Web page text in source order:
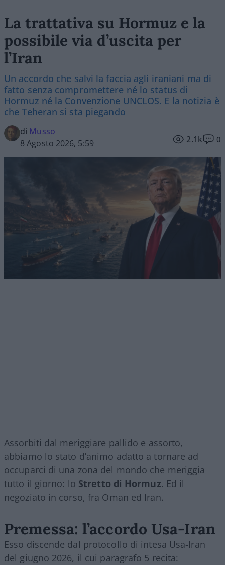
La trattativa su Hormuz e la
possibile via d’uscita per
l’Iran
Un accordo che salvi la faccia agli iraniani ma di
fatto senza compromettere né lo status di
Hormuz né la Convenzione UNCLOS. E la notizia è
che Teheran si sta piegando
di Musso
8 Agosto 2026, 5:59
2.1k 0
Assorbiti dal meriggiare pallido e assorto,
abbiamo lo stato d’animo adatto a tornare ad
occuparci di una zona del mondo che meriggia
tutto il giorno: lo Stretto di Hormuz. Ed il
negoziato in corso, fra Oman ed Iran.
Premessa: l’accordo Usa-Iran
Esso discende dal protocollo di intesa Usa-Iran
del giugno 2026, il cui paragrafo 5 recita: